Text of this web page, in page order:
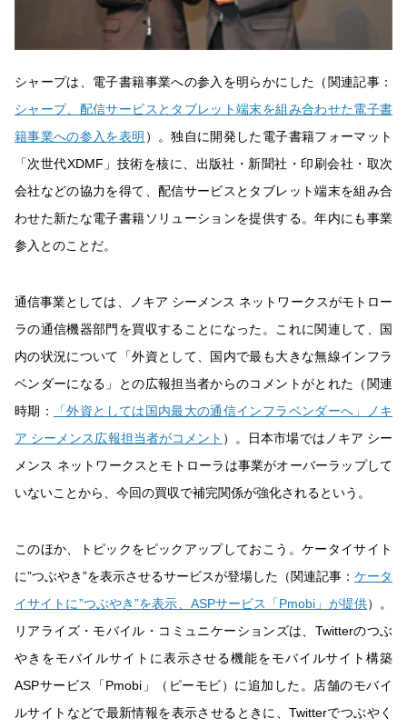
シャープは、電子書籍事業への参入を明らかにした（関連記事：
シャープ、配信サービスとタブレット端末を組み合わせた電子書
籍事業への参入を表明 ）。独自に開発した電子書籍フォーマット
「次世代XDMF」技術を核に、出版社・新聞社・印刷会社・取次
会社などの協力を得て、配信サービスとタブレット端末を組み合
わせた新たな電子書籍ソリューションを提供する。年内にも事業
参入とのことだ。
通信事業としては、ノキア シーメンス ネットワークスがモトロー
ラの通信機器部門を買収することになった。これに関連して、国
内の状況について「外資として、国内で最も大きな無線インフラ
ベンダーになる」との広報担当者からのコメントがとれた（関連
時期：
「外資としては国内最大の通信インフラベンダーへ」ノキ
ア シーメンス広報担当者がコメント ）。日本市場ではノキア シー
メンス ネットワークスとモトローラは事業がオーバーラップして
いないことから、今回の買収で補完関係が強化されるという。
このほか、トピックをピックアップしておこう。ケータイサイト
に”つぶやき”を表示させるサービスが登場した（関連記事： ケータ
イサイトに”つぶやき”を表示、ASPサービス「Pmobi」が提供）。
リアライズ・モバイル・コミュニケーションズは、Twitterのつぶ
やきをモバイルサイトに表示させる機能をモバイルサイト構築
ASPサービス「Pmobi」（ピーモビ）に追加した。店舗のモバイ
ルサイトなどで最新情報を表示させるときに、Twitterでつぶやく